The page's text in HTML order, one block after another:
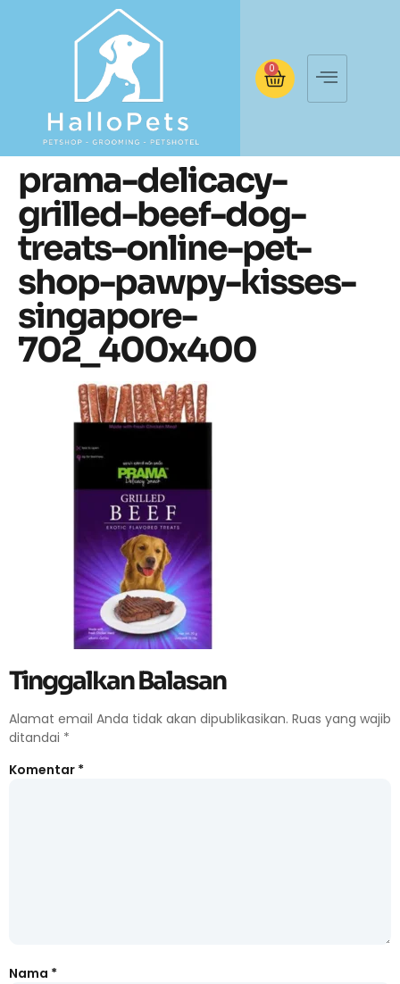
0
prama-delicacy-
grilled-beef-dog-
treats-online-pet-
shop-pawpy-kisses-
singapore-
702_400x400
Tinggalkan Balasan
Alamat email Anda tidak akan dipublikasikan. Ruas yang wajib
ditandai *
Komentar *
Nama *